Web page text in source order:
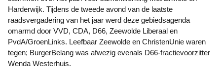
Harderwijk. Tijdens de tweede avond van de laatste
raadsvergadering van het jaar werd deze gebiedsagenda
omarmd door VVD, CDA, D66, Zeewolde Liberaal en
PvdA/GroenLinks. Leefbaar Zeewolde en ChristenUnie waren
tegen; BurgerBelang was afwezig evenals D66-fractievoorzitter
Wenda Westerhuis.